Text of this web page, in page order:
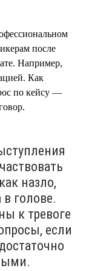
после
Например,
Как
по кейсу —
назло,
голове.
к тревоге
если